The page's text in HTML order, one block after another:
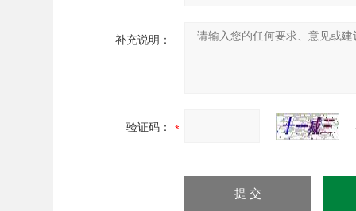
补充说明：
验证码：